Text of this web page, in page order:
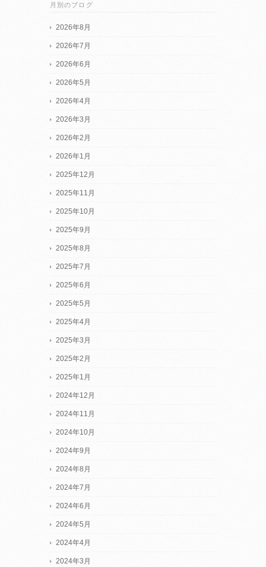
月別のブログ
2026年8月
2026年7月
2026年6月
2026年5月
2026年4月
2026年3月
2026年2月
2026年1月
2025年12月
2025年11月
2025年10月
2025年9月
2025年8月
2025年7月
2025年6月
2025年5月
2025年4月
2025年3月
2025年2月
2025年1月
2024年12月
2024年11月
2024年10月
2024年9月
2024年8月
2024年7月
2024年6月
2024年5月
2024年4月
2024年3月